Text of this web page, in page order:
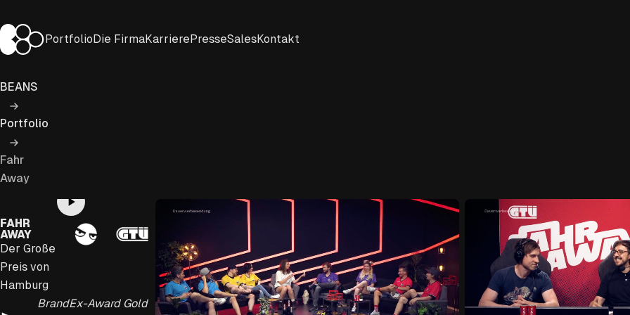
Inhalt
springen
BEANS Entertainment
PortfolioDie FirmaKarrierePresseSalesKontakt
BEANS
Portfolio
Fahr
Away
Play
Video
FAHR
AWAY
Der Große
Preis von
Hamburg
BrandEx-Award Gold